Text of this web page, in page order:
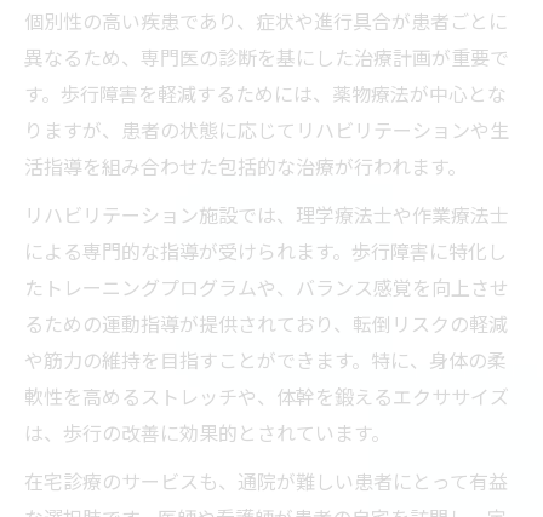
個別性の高い疾患であり、症状や進行具合が患者ごとに
異なるため、専門医の診断を基にした治療計画が重要で
す。歩行障害を軽減するためには、薬物療法が中心とな
りますが、患者の状態に応じてリハビリテーションや生
活指導を組み合わせた包括的な治療が行われます。
リハビリテーション施設では、理学療法士や作業療法士
による専門的な指導が受けられます。歩行障害に特化し
たトレーニングプログラムや、バランス感覚を向上させ
るための運動指導が提供されており、転倒リスクの軽減
や筋力の維持を目指すことができます。特に、身体の柔
軟性を高めるストレッチや、体幹を鍛えるエクササイズ
は、歩行の改善に効果的とされています。
在宅診療のサービスも、通院が難しい患者にとって有益